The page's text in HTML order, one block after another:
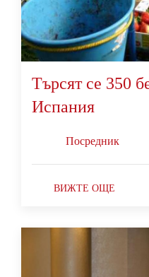
Търсят се 350
Испания
Посредник
ВИЖТЕ ОЩЕ